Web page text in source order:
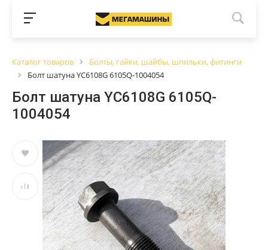
Каталог товаров
Болты, гайки, шайбы, шпильки, фитинги
Болт шатуна YC6108G 6105Q-1004054
Болт шатуна YC6108G 6105Q-
1004054